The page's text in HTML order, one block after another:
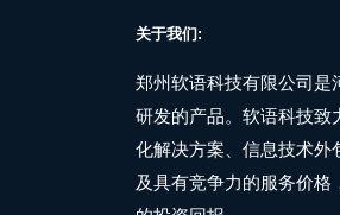
关于我们:
郑州软语科技有限公司是
研发的产品。软语科技致
化解决方案、信息技术外
及具有竞争力的服务价